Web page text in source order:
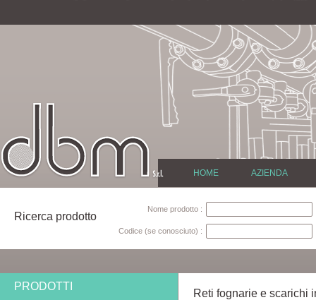
HOME AZIENDA
Ricerca prodotto
Nome prodotto :
Codice (se conosciuto) :
PRODOTTI
Reti fognarie e scarichi